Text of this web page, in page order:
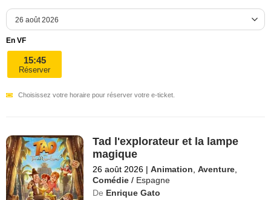
En VF
15:45
Réserver
Choisissez votre horaire pour réserver votre e-ticket.
Tad l'explorateur et la lampe
magique
26 août 2026 | Animation ,Aventure
Comédie / Espagne
De Enrique Gato